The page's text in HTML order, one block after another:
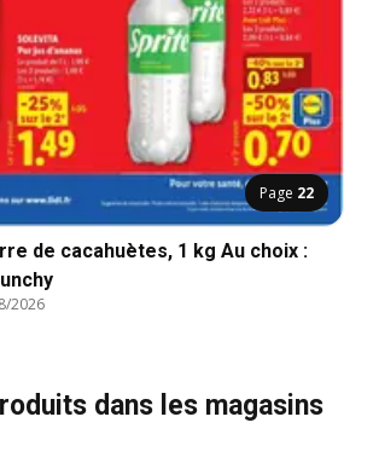
Page 22
de cacahuètes, 1 kg Au choix :
2026
dans les magasins